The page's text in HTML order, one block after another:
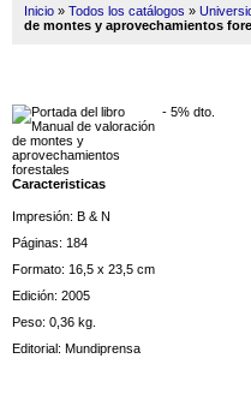
Inicio » Todos los catálogos »
de montes y aprovechamientos
- 5% dto.
Caracteristicas
Impresión: B & N
Páginas: 184
Formato: 16,5 x 23,5 cm
Edición: 2005
Peso: 0,36 kg.
Editorial: Mundiprensa